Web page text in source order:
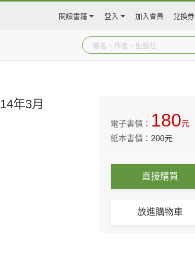
閱讀書籍 登入 加入會員 兌換券
年3月
電子書價： 180元
紙本書價：200元
直接購買
放進購物車